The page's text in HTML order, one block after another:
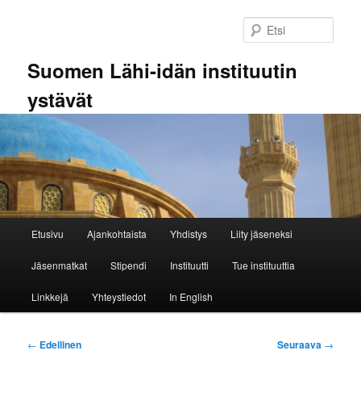
Suomen Lähi-idän instituutin
ystävät
Etusivu Ajankohtaista Yhdistys Liity jäseneksi
Jäsenmatkat Stipendi Instituutti Tue instituuttia
Linkkejä Yhteystiedot In English
Artikkelien
← Edellinen Seuraava →